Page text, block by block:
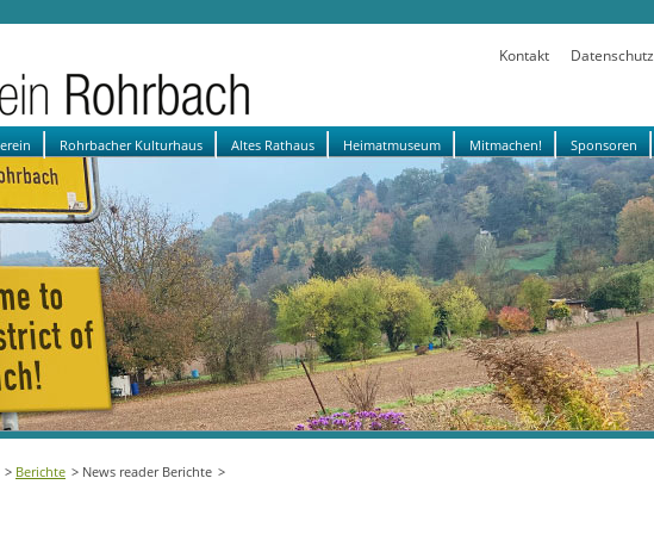
Kontakt Datenschutz
Rohrbacher Kulturhaus Altes Rathaus Heimatmuseum Mitmachen! Sponsoren
Berichte News reader Berichte